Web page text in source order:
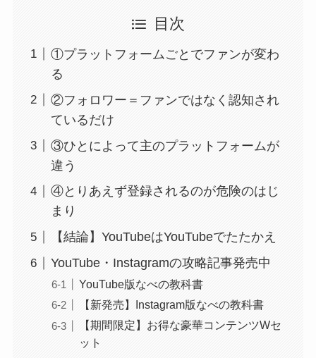
目次
①プラットフォームごとでファンが変わ
る
②フォロワー＝ファンではなく認知され
ているだけ
③ひとによって主のプラットフォームが
違う
④とりあえず登録されるのが危険のはじ
まり
【結論】YouTubeはYouTubeでたたかえ
YouTube・Instagramの攻略記事発売中
YouTube版なべの教科書
【新発売】Instagram版なべの教科書
【期間限定】お得な豪華コンテンツWセ
ット